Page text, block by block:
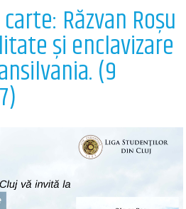
Răzvan Roşu
şi enclavizare
(9